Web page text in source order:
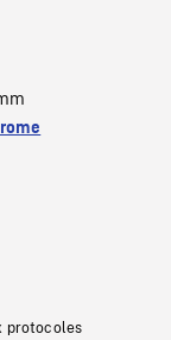
protocoles